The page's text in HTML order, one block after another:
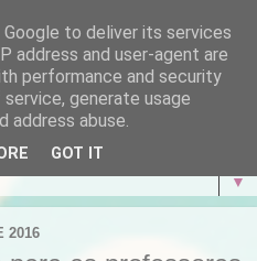
▼
2016
to deliver its services
address and user-agent are
performance and security
generate usage
abuse.
GOT IT